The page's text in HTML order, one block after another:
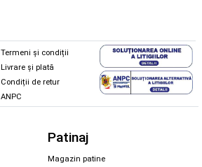
Termeni și condiții
Livrare și plată
Condiții de retur
ANPC
Patinaj
Magazin patine